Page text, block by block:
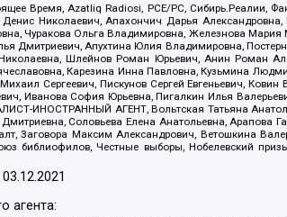
Время, Azatliq Radiosi, PCE/PC, Сибирь.Реалии,
Николаевич, Апахончич Дарья
Чуракова Ольга Владимировна, Железнова Мария
Дмитриевич, Апухтина Юлия Владимировна,
Шлейнов Роман Юрьевич, Анин Роман
Карезина Инна Павловна, Кузьмина
Сергеевич, Пискунов Сергей Евгеньевич, Ковин
Иванова София Юрьевна, Пигалкин Илья
ИНОСТРАННЫЙ АГЕНТ, Вольтская Татьяна
Соловьева Елена Анатольевна,
Заговора Максим Александрович, Ветошкина
библиофилов, Честные выборы, Нобелевский
03.12.2021
агента: